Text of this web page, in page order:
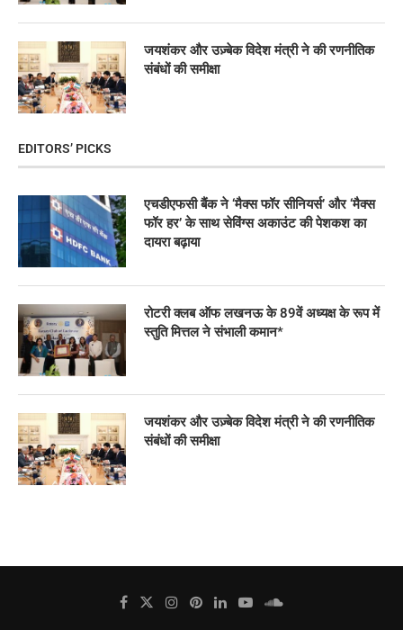
जयशंकर और उज़्बेक विदेश मंत्री ने की रणनीतिक
संबंधों की समीक्षा
EDITORS’ PICKS
एचडीएफसी बैंक ने ‘मैक्स फॉर सीनियर्स’ और ‘मैक्स
फॉर हर’ के साथ सेविंग्स अकाउंट की पेशकश का
दायरा बढ़ाया
रोटरी क्लब ऑफ लखनऊ के 89वें अध्यक्ष के रूप में
स्तुति मित्तल ने संभाली कमान*
जयशंकर और उज़्बेक विदेश मंत्री ने की रणनीतिक
संबंधों की समीक्षा